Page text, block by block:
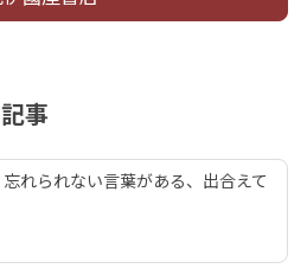
事
忘れられない言葉がある、出合えて